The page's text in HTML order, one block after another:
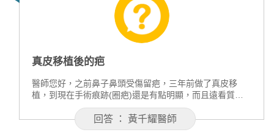
真皮移植後的疤
醫師您好，之前鼻子鼻頭受傷留疤，三年前做了真皮移
植，到現在手術痕跡(圈疤)還是有點明顯，而且遠看質地
就怪怪的，又有點黑黑的，仔細看是有吸收微凹，想請教
這樣建議做什麼療程讓它更正常一點?雷射、磨皮、填充還
是要再做一次真皮或穿刺移植?謝謝!
回答 ： 黃千耀醫師